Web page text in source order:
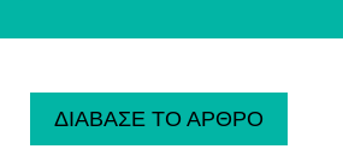
ΔΙΑΒΑΣΕ ΤΟ ΑΡΘΡΟ